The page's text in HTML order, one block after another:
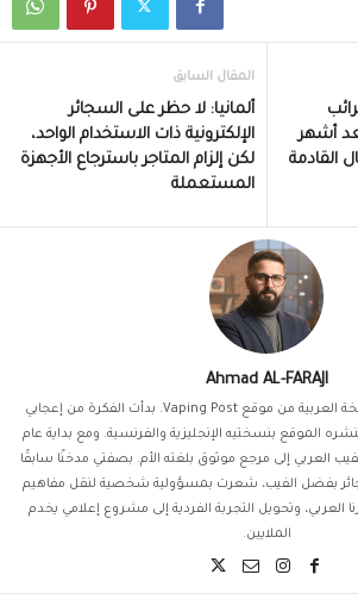
المقال السابق
ألمانيا: لا حظر على السجائر
الإلكترونية ذات الاستخدام الواحد،
لكن إلزام المتاجر باسترجاع الأجهزة
المستعملة
أشهر
القادمة
Ahmad AL-FARAJI
المسؤول عن إطلاق النسخة العربية من موقع Vaping Post. بدأت الفكرة من إعجابي
الموقع بنسختيه الإنجليزية والفرنسية. ومع بداية عام
الفيب العربي إلى مرجع موثوق بلغته الأم. بصفتي مدخنًا سابقًا
بفضل الفيب، شعرت بمسؤولية شخصية لنقل مفاهيم
العربي، وتحويل التجربة الفردية إلى مشروع إعلامي يخدم
الملايين.